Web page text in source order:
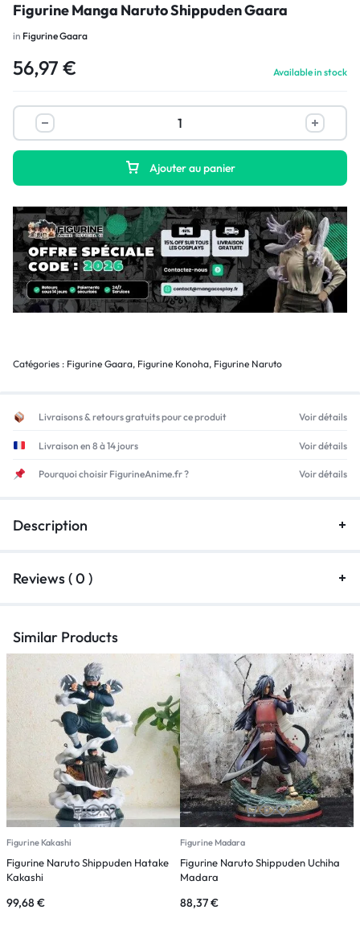
Figurine Manga Naruto Shippuden Gaara
in Figurine Gaara
56,97 € Available in stock
Ajouter au panier
Catégories : Figurine Gaara, Figurine Konoha, Figurine Naruto
Livraisons & retours gratuits pour ce produit Voir détails
Livraison en 8 à 14 jours Voir détails
Pourquoi choisir FigurineAnime.fr ? Voir détails
Description
Reviews ( 0 )
Similar Products
Figurine Kakashi
Figurine Naruto Shippuden Hatake
Kakashi
99,68€
Figurine Madara
Figurine Naruto Shippuden Uchiha
Madara
88,37€